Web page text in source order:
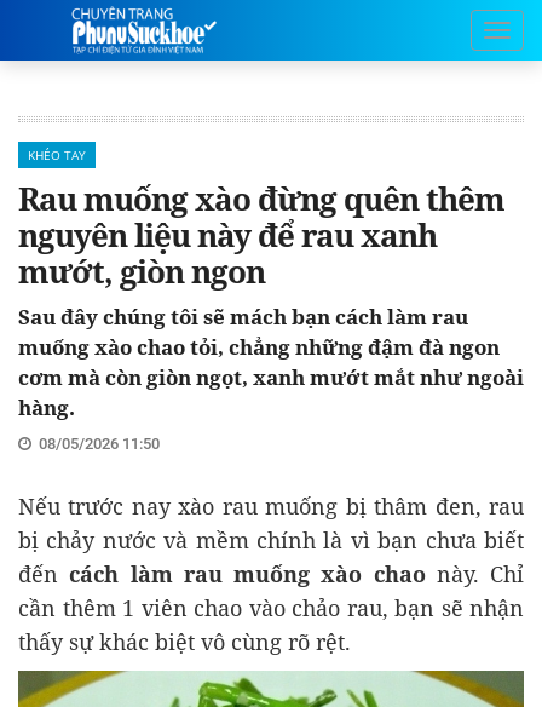
KHÉO TAY
Rau muống xào đừng quên thêm
nguyên liệu này để rau xanh
mướt, giòn ngon
Sau đây chúng tôi sẽ mách bạn cách làm rau
muống xào chao tỏi, chẳng những đậm đà ngon
cơm mà còn giòn ngọt, xanh mướt mắt như ngoài
hàng.
08/05/2026 11:50
Nếu trước nay xào rau muống bị thâm đen, rau
bị chảy nước và mềm chính là vì bạn chưa biết
đếncách làm rau muống xào chaonày. Chỉ
cần thêm 1 viên chao vào chảo rau, bạn sẽ nhận
thấy sự khác biệt vô cùng rõ rệt.